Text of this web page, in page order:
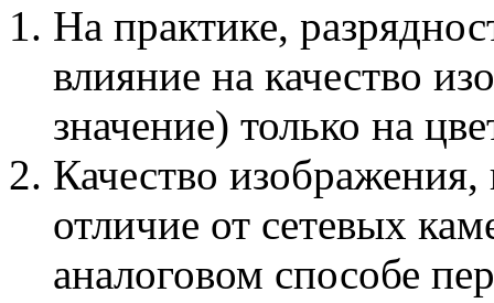
На практике,
влияние на качество
значение) только на
Качество
отличие от сетевых
аналоговом способе